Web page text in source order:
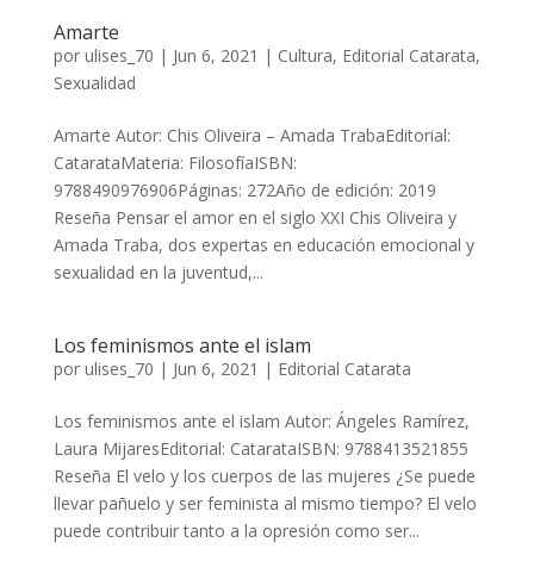
Amarte
por ulises_70 | Jun 6, 2021 | Cultura, Editorial Catarata,
Sexualidad
Amarte Autor: Chis Oliveira – Amada TrabaEditorial:
CatarataMateria: FilosofíaISBN:
9788490976906Páginas: 272Año de edición: 2019
Reseña Pensar el amor en el siglo XXI Chis Oliveira y
Amada Traba, dos expertas en educación emocional y
sexualidad en la juventud,...
Los feminismos ante el islam
por ulises_70 | Jun 6, 2021 | Editorial Catarata
Los feminismos ante el islam Autor: Ángeles Ramírez,
Laura MijaresEditorial: CatarataISBN: 9788413521855
Reseña El velo y los cuerpos de las mujeres ¿Se puede
llevar pañuelo y ser feminista al mismo tiempo? El velo
puede contribuir tanto a la opresión como ser...